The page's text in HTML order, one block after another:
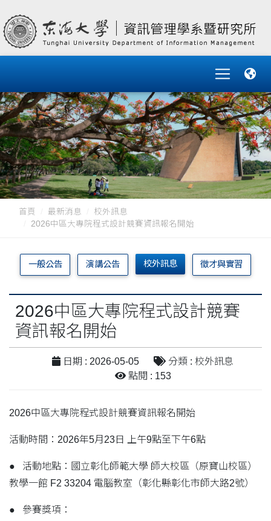
首頁 最新消息
校外訊息
2026中區大專院程式設計競賽資訊報名開始
一般公告 演講公告 校外訊息 徵才與實習
2026中區大專院程式設計競賽
資訊報名開始
日期 : 2026-05-05
分類 : 校外訊息
點閱 : 153
2026中區大專院程式設計競賽資訊報名開始
活動時間：2026年5月23日 上午9點至下午6點
● 活動地點：國立彰化師範大學 師大校區（原寶山校區）
教學一館 F2 33204 電腦教室（彰化縣彰化市師大路2號）
● 參賽獎項：